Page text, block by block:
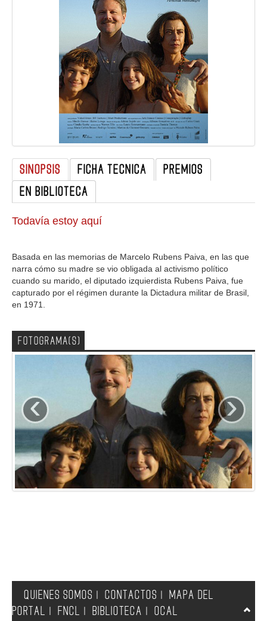
SINOPSIS FICHA TECNICA
PREMIOS
EN BIBLIOTECA
Todavía estoy aquí
Basada en las memorias de Marcelo Rubens Paiva, en las que
narra cómo su madre se vio obligada al activismo político
cuando su marido, el diputado izquierdista Rubens Paiva, fue
capturado por el régimen durante la Dictadura militar de Brasil,
en 1971.
FOTOGRAMA(S)
‹ ›
QUIENES SOMOS CONTACTOS
MAPA DEL
PORTAL
FNCL BIBLIOTECA OCAL